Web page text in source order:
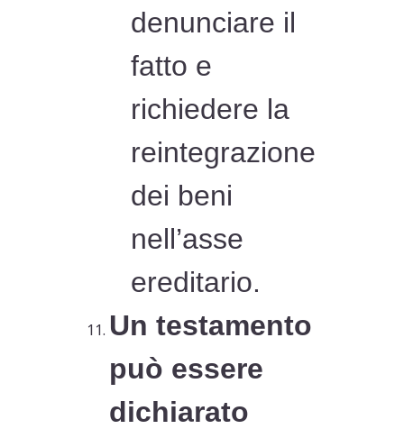
denunciare il
fatto e
richiedere la
reintegrazione
dei beni
nell’asse
ereditario.
Un testamento
può essere
dichiarato